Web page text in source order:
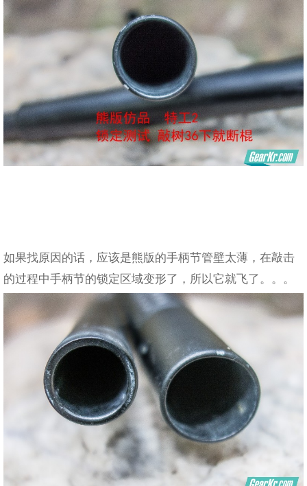
如果找原因的话，应该是熊版的手柄节管壁太薄，在敲击
的过程中手柄节的锁定区域变形了，所以它就飞了。。。